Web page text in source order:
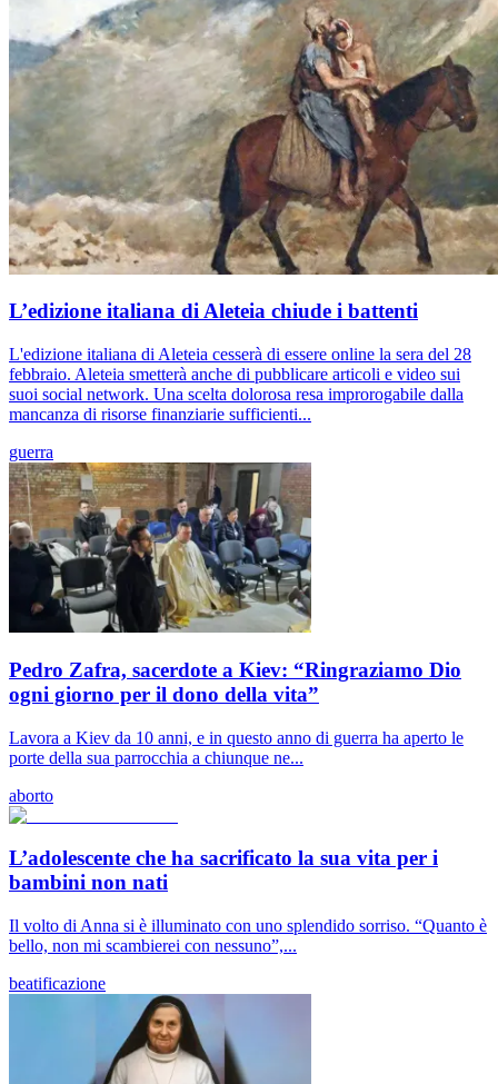
L’edizione italiana di Aleteia chiude i battenti
L'edizione italiana di Aleteia cesserà di essere online la sera del 28
febbraio. Aleteia smetterà anche di pubblicare articoli e video sui
suoi social network. Una scelta dolorosa resa improrogabile dalla
mancanza di risorse finanziarie sufficienti...
guerra
Pedro Zafra, sacerdote a Kiev: “Ringraziamo Dio
ogni giorno per il dono della vita”
Lavora a Kiev da 10 anni, e in questo anno di guerra ha aperto le
porte della sua parrocchia a chiunque ne...
aborto
L’adolescente che ha sacrificato la sua vita per i
bambini non nati
Il volto di Anna si è illuminato con uno splendido sorriso. “Quanto è
bello, non mi scambierei con nessuno”,...
beatificazione